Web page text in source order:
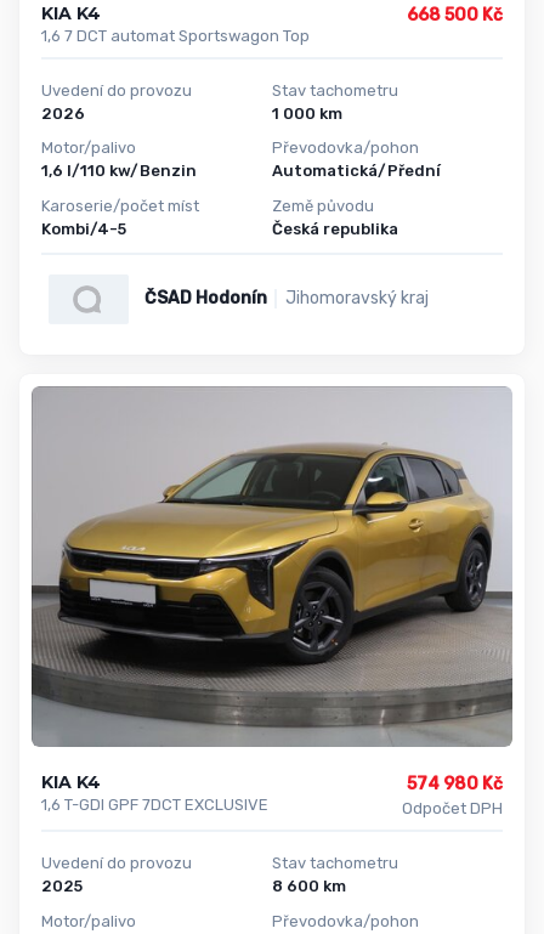
KIA K4
1,6 7 DCT automat Sportswagon Top
668 500 Kč
Uvedení do provozu
2026
Motor/palivo
1,6 l/110 kw/Benzin
Karoserie/počet míst
Kombi/4-5
Stav tachometru
1 000 km
Převodovka/pohon
Automatická/Přední
Země původu
Česká republika
ČSAD Hodonín Jihomoravský kraj
KIA K4
1,6 T-GDI GPF 7DCT EXCLUSIVE
574 980 Kč
Odpočet DPH
Uvedení do provozu
2025
Motor/palivo
Stav tachometru
8 600 km
Převodovka/pohon